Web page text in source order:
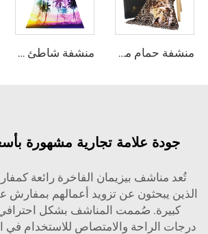
منشفة حمام مطبوعة من القطن بنسبة 100% منشفة شاطئ مطبوعة من القطن كبيرة الحجم
جودة علامة تجارية مشهورة
تُعد مناشف بيزيمان الفاخرة رائعة
الذين يبحثون عن تزويد أعمالهم بمفارش
كبيرة. صُممت المناشف بشكل
درجات الراحة والامتصاص للاستخدام في